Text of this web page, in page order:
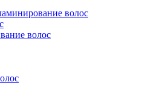
волос
волос